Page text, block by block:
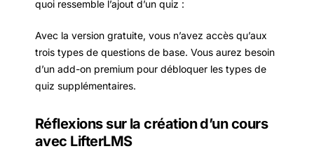
quoi ressemble l’ajout d’un quiz :
Avec la version gratuite, vous n’avez accès qu’aux
trois types de questions de base. Vous aurez besoin
d’un add-on premium pour débloquer les types de
quiz supplémentaires.
Réflexions sur la création d’un cours
avec LifterLMS